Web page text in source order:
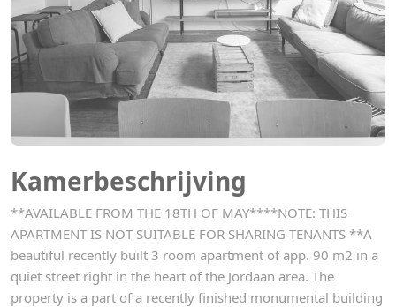
Kamerbeschrijving
**AVAILABLE FROM THE 18TH OF MAY****NOTE: THIS
APARTMENT IS NOT SUITABLE FOR SHARING TENANTS **A
beautiful recently built 3 room apartment of app. 90 m2 in a
quiet street right in the heart of the Jordaan area. The
property is a part of a recently finished monumental building